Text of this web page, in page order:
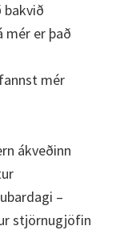
bakvið
er það
mér
ákveðinn
–
stjörnugjöfin